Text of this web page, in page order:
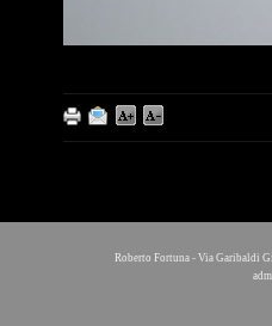
Roberto Fortuna - Via Garibaldi